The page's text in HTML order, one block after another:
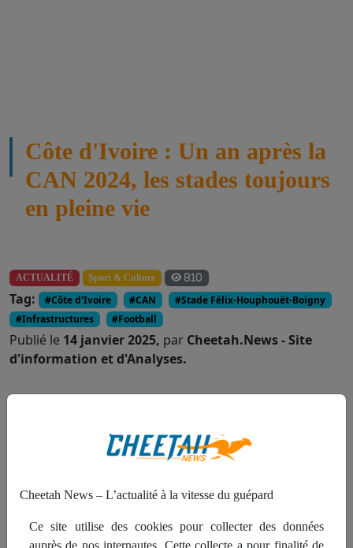
Côte d'Ivoire : Un an après la
CAN 2024, les stades toujours
en pleine vie
ACTUALITÉ Sport & Culture 810
Tag: #Côte d'Ivoire #CAN
#Stade Félix-Houphouët-Boigny
#Infrastructures
#Football
Publié le 14 janvier 2025, par Cheetah.News - Site
d'information et d'Analyses.
coup
d’envoi
Cheetah News – L’actualité à la vitesse du guépard
Ce site utilise des cookies pour collecter des données
auprès de nos internautes. Cette collecte a pour finalité de